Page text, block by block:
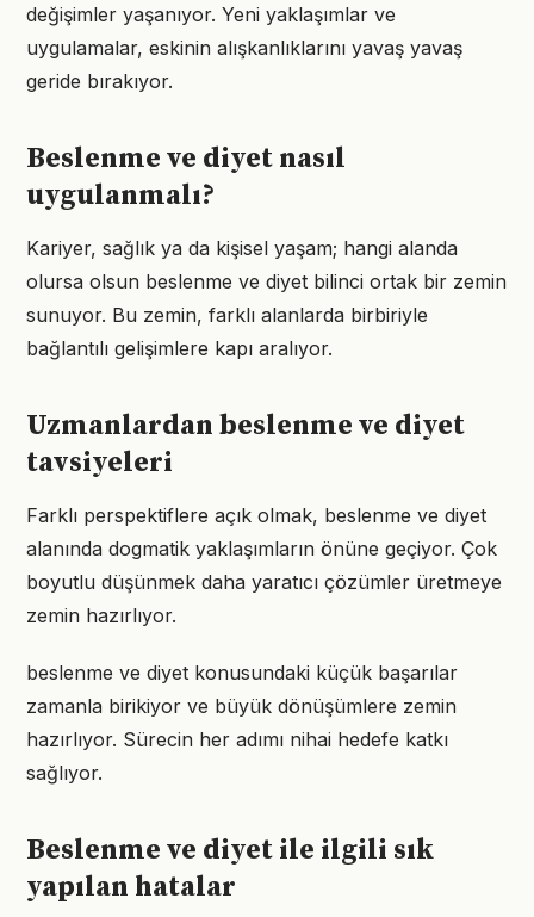
değişimler yaşanıyor. Yeni yaklaşımlar ve
uygulamalar, eskinin alışkanlıklarını yavaş yavaş
geride bırakıyor.
Beslenme ve diyet nasıl
uygulanmalı?
Kariyer, sağlık ya da kişisel yaşam; hangi alanda
olursa olsun beslenme ve diyet bilinci ortak bir zemin
sunuyor. Bu zemin, farklı alanlarda birbiriyle
bağlantılı gelişimlere kapı aralıyor.
Uzmanlardan beslenme ve diyet
tavsiyeleri
Farklı perspektiflere açık olmak, beslenme ve diyet
alanında dogmatik yaklaşımların önüne geçiyor. Çok
boyutlu düşünmek daha yaratıcı çözümler üretmeye
zemin hazırlıyor.
beslenme ve diyet konusundaki küçük başarılar
zamanla birikiyor ve büyük dönüşümlere zemin
hazırlıyor. Sürecin her adımı nihai hedefe katkı
sağlıyor.
Beslenme ve diyet ile ilgili sık
yapılan hatalar